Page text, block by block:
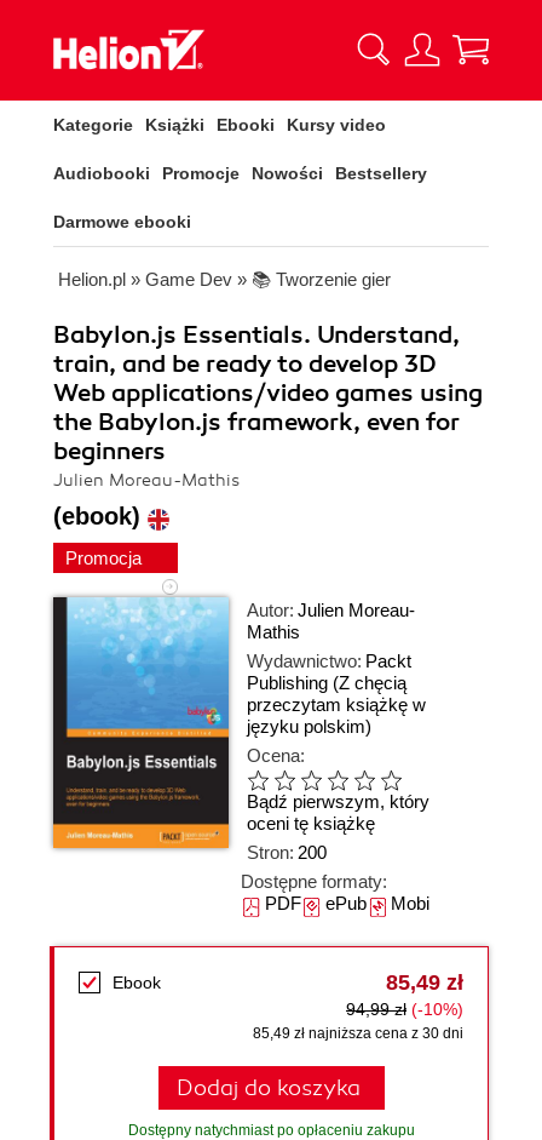
Kategorie Książki Ebooki Kursy video
Audiobooki Promocje Nowości Bestsellery
Darmowe ebooki
Helion.pl » Game Dev » 📚 Tworzenie gier
Babylon.js Essentials. Understand,
train, and be ready to develop 3D
Web applications/video games using
the Babylon.js framework, even for
beginners
Julien Moreau-Mathis
(ebook)
Promocja
Autor: Julien Moreau-
Mathis
Wydawnictwo: Packt
Publishing (Z chęcią
przeczytam książkę w
języku polskim)
Ocena:
Bądź pierwszym, który
oceni tę książkę
Stron: 200
Dostępne formaty:
PDFePubMobi
Ebook 85,49 zł
94,99 zł (-10%)
85,49 zł najniższa cena z 30 dni
Dodaj do koszyka
Dostępny natychmiast po opłaceniu zakupu